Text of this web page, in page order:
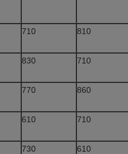
710 810
830 710
770 860
610 710
730 610